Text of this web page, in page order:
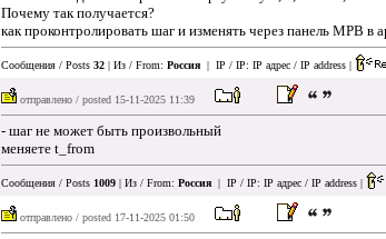
Почему так получается?
как проконтролировать шаг и изменять через панель МРВ в
Сообщения / Posts 32 | Из / From: Россия | IP / IP: IP адрес / IP address |
отправлено / posted 15-11-2025 11:39
- шаг не может быть произвольный
меняете t_from
Сообщения / Posts 1009 | Из / From: Россия | IP / IP: IP адрес / IP address |
отправлено / posted 17-11-2025 01:50